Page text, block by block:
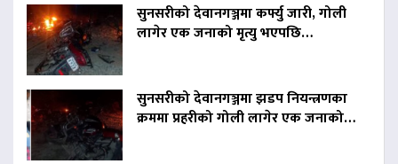
सुनसरीको देवानगञ्जमा कर्फ्यु जारी, गोली
लागेर एक जनाको मृत्यु भएपछि…
सुनसरीको देवानगञ्जमा झडप नियन्त्रणका
क्रममा प्रहरीको गोली लागेर एक जनाको…